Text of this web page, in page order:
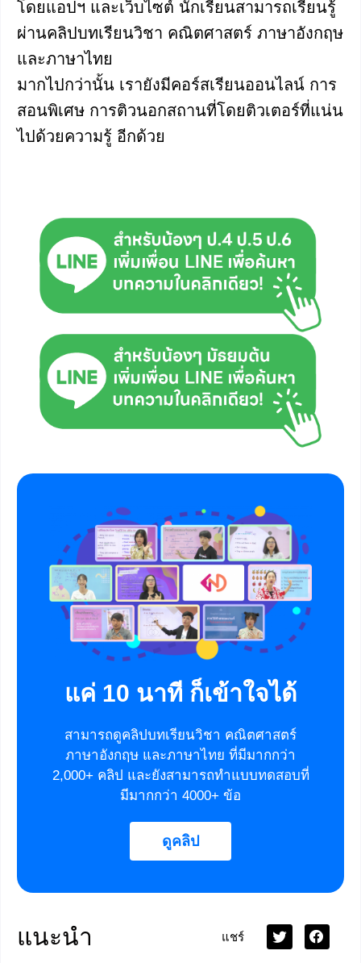
โดยแอปฯ และเว็บไซต์ นักเรียนสามารถเรียนรู้
ผ่านคลิปบทเรียนวิชา คณิตศาสตร์ ภาษาอังกฤษ
และภาษาไทย
มากไปกว่านั้น เรายังมีคอร์สเรียนออนไลน์ การ
สอนพิเศษ การติวนอกสถานที่โดยติวเตอร์ที่แน่น
ไปด้วยความรู้ อีกด้วย
แค่ 10 นาที ก็เข้าใจได้
สามารถดูคลิปบทเรียนวิชา คณิตศาสตร์
ภาษาอังกฤษ และภาษาไทย ที่มีมากกว่า
2,000+ คลิป และยังสามารถทำแบบทดสอบที่
มีมากกว่า 4000+ ข้อ
ดูคลิป
แนะนำ แชร์